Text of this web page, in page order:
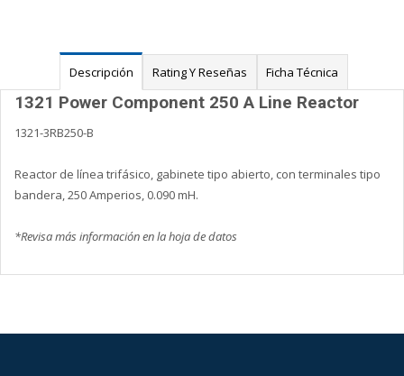
Descripción Rating Y Reseñas Ficha Técnica
1321 Power Component 250 A Line Reactor
1321-3RB250-B
Reactor de línea trifásico, gabinete tipo abierto, con terminales tipo
bandera, 250 Amperios, 0.090 mH.
*Revisa más información en la hoja de datos